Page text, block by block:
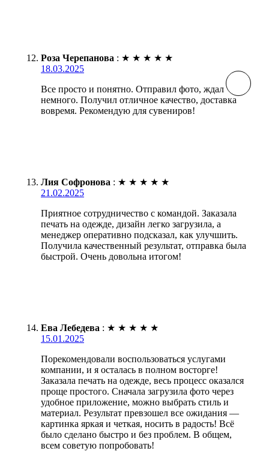
Роза Черепанова : ★ ★ ★ ★ ★
18.03.2025
Все просто и понятно. Отправил фото, ждал
немного. Получил отличное качество, доставка
вовремя. Рекомендую для сувениров!
Лия Софронова : ★ ★ ★ ★ ★
21.02.2025
Приятное сотрудничество с командой. Заказала
печать на одежде, дизайн легко загрузила, а
менеджер оперативно подсказал, как улучшить.
Получила качественный результат, отправка была
быстрой. Очень довольна итогом!
Ева Лебедева : ★ ★ ★ ★ ★
15.01.2025
Порекомендовали воспользоваться услугами
компании, и я осталась в полном восторге!
Заказала печать на одежде, весь процесс оказался
проще простого. Сначала загрузила фото через
удобное приложение, можно выбрать стиль и
материал. Результат превзошел все ожидания —
картинка яркая и четкая, носить в радость! Всё
было сделано быстро и без проблем. В общем,
всем советую попробовать!